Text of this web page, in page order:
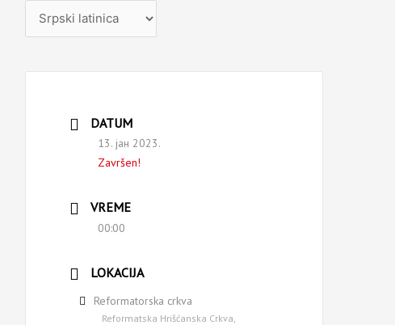
jezik
DATUM
13. јан 2023.
Završen!
VREME
00:00
LOKACIJA
Reformatorska crkva
Reformatska Hrišćanska Crkva,